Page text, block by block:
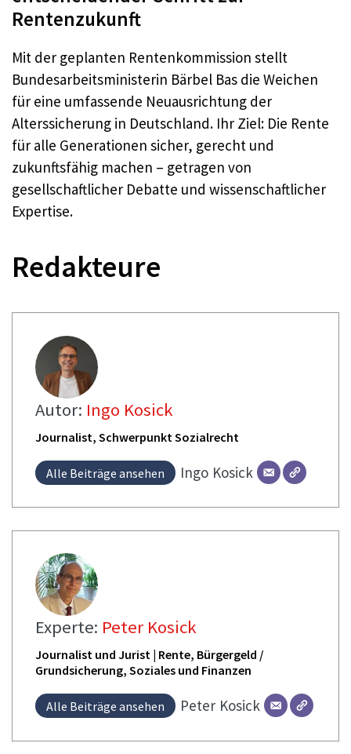
Rentenzukunft
Mit der geplanten Rentenkommission stellt
Bundesarbeitsministerin Bärbel Bas die Weichen
für eine umfassende Neuausrichtung der
Alterssicherung in Deutschland. Ihr Ziel: Die Rente
für alle Generationen sicher, gerecht und
zukunftsfähig machen – getragen von
gesellschaftlicher Debatte und wissenschaftlicher
Expertise.
Redakteure
Autor: Ingo Kosick
Journalist, Schwerpunkt Sozialrecht
Alle Beiträge ansehen Ingo Kosick
Experte: Peter Kosick
Journalist und Jurist | Rente, Bürgergeld /
Grundsicherung, Soziales und Finanzen
Alle Beiträge ansehen Peter Kosick